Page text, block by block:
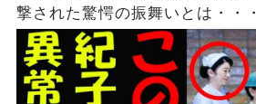
撃された驚愕の振舞いとは・・・